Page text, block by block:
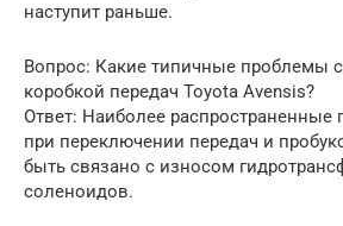
наступит раньше.
Вопрос: Какие типичные проблемы
коробкой передач Toyota Avensis?
Ответ: Наиболее
при переключении передач и
быть связано с износом
соленоидов.